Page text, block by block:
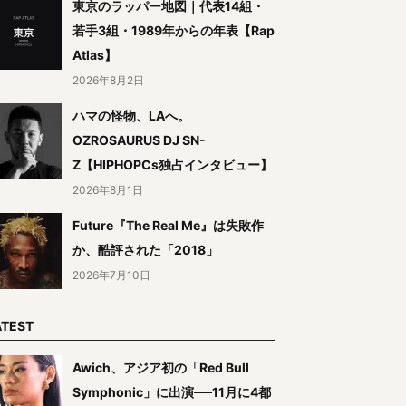
東京のラッパー地図｜代表14組・
若手3組・1989年からの年表【Rap
Atlas】
2026年8月2日
ハマの怪物、LAへ。
OZROSAURUS DJ SN-
Z【HIPHOPCs独占インタビュー】
2026年8月1日
Future『The Real Me』は失敗作
か、酷評された「2018」
2026年7月10日
Awich、アジア初の「Red Bull
Symphonic」に出演──11月に4都